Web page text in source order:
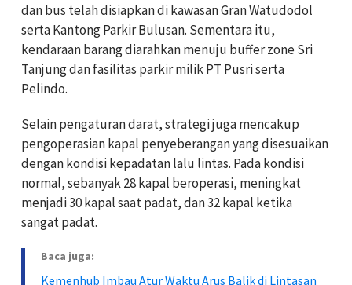
dan bus telah disiapkan di kawasan Gran Watudodol
serta Kantong Parkir Bulusan. Sementara itu,
kendaraan barang diarahkan menuju buffer zone Sri
Tanjung dan fasilitas parkir milik PT Pusri serta
Pelindo.
Selain pengaturan darat, strategi juga mencakup
pengoperasian kapal penyeberangan yang disesuaikan
dengan kondisi kepadatan lalu lintas. Pada kondisi
normal, sebanyak 28 kapal beroperasi, meningkat
menjadi 30 kapal saat padat, dan 32 kapal ketika
sangat padat.
Baca juga:
Kemenhub Imbau Atur Waktu Arus Balik di Lintasan